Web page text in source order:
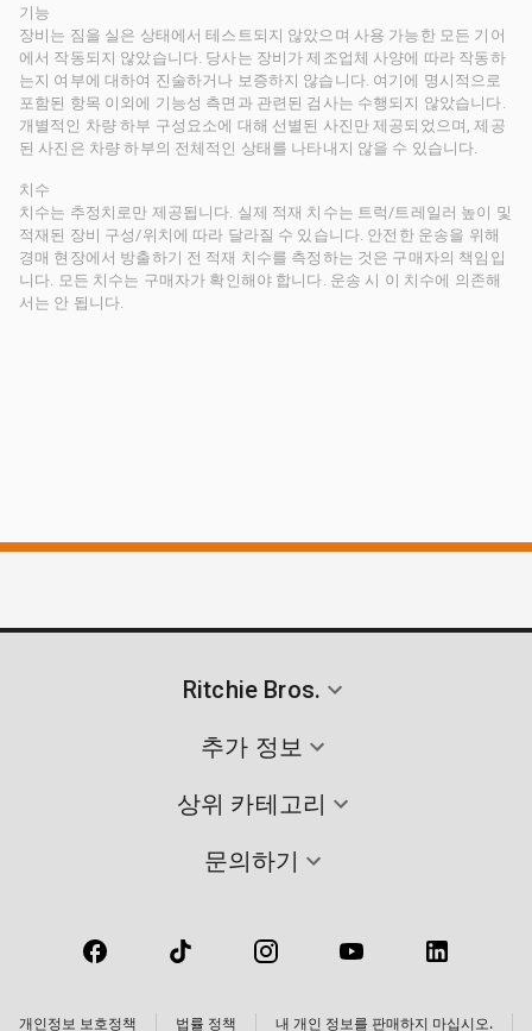
기능
장비는 짐을 실은 상태에서 테스트되지 않았으며 사용 가능한 모든 기어
에서 작동되지 않았습니다. 당사는 장비가 제조업체 사양에 따라 작동하
는지 여부에 대하여 진술하거나 보증하지 않습니다. 여기에 명시적으로
포함된 항목 이외에 기능성 측면과 관련된 검사는 수행되지 않았습니다.
개별적인 차량 하부 구성요소에 대해 선별된 사진만 제공되었으며, 제공
된 사진은 차량 하부의 전체적인 상태를 나타내지 않을 수 있습니다.
치수
치수는 추정치로만 제공됩니다. 실제 적재 치수는 트럭/트레일러 높이 및
적재된 장비 구성/위치에 따라 달라질 수 있습니다. 안전한 운송을 위해
경매 현장에서 방출하기 전 적재 치수를 측정하는 것은 구매자의 책임입
니다. 모든 치수는 구매자가 확인해야 합니다. 운송 시 이 치수에 의존해
서는 안 됩니다.
Ritchie Bros.
추가 정보
상위 카테고리
문의하기
개인정보 보호정책 법률 정책 내 개인 정보를 판매하지 마십시오.